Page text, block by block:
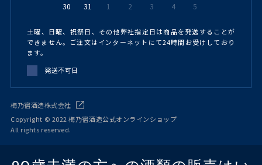
30 31 1 2 3 4 5
土曜、日曜、祝祭日、その他弊社指定日は商品を発送することが
できません。ご注文はインターネットにて24時間お受けしており
ます。
発送不可日
梅乃宿酒造株式会社
Copyright © 2022 梅乃宿酒造公式オンラインショップ
All rights reserved.